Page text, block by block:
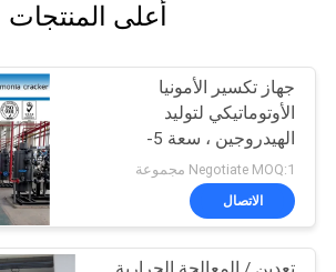
أعلى المنتجات
جهاز تكسير الأمونيا
الأوتوماتيكي لتوليد
الهيدروجين ، سعة 5-
1000Nm3 / H
Negotiate MOQ:1 مجموعة
الاتصال